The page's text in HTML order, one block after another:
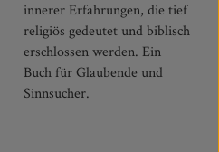
Sinnsucher.